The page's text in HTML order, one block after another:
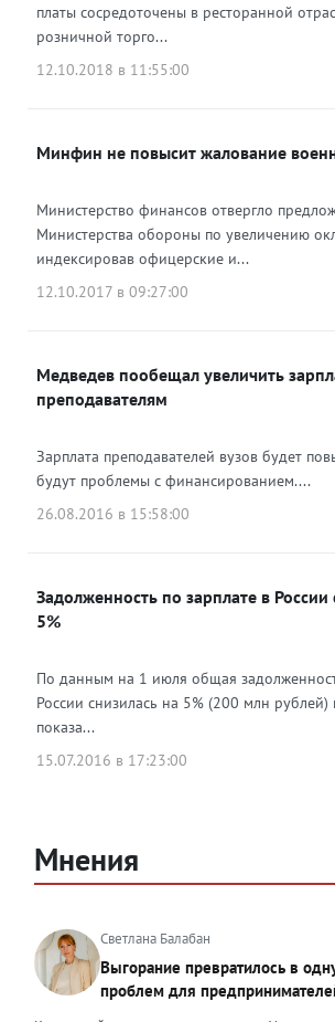
платы сосредоточены в ресторанной
розничной торго...
12.10.2018 в 11:55:00
Минфин не повысит жалование
Министерство финансов отвергло
Министерства обороны по увеличению
индексировав офицерские и...
12.10.2017 в 09:27:00
Медведев пообещал увеличить
преподавателям
Зарплата преподавателей вузов будет
будут проблемы с финансированием....
26.08.2016 в 15:58:00
Задолженность по зарплате в России
5%
По данным на 1 июля общая
России снизилась на 5% (200 млн
показа...
15.07.2016 в 17:23:00
Мнения
Светлана Балабан
Выгорание превратилось в
проблем для